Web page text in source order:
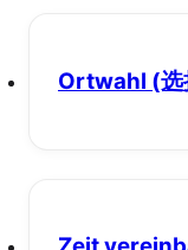
Ortwahl (选